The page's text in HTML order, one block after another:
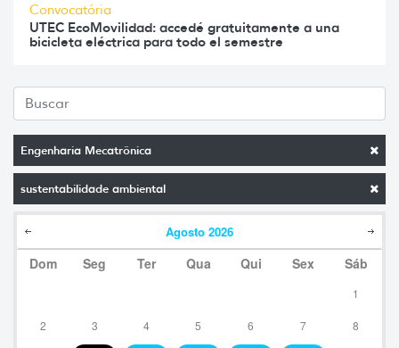
Engenharia Mecatrônica
sustentabilidade ambiental
Agosto 2026
Dom Seg Ter Qua Qui Sex Sáb
1
2 3 4 5 6 7 8
Convocatória
UTEC EcoMovilidad: accedé gratuitamente a una
bicicleta eléctrica para todo el semestre